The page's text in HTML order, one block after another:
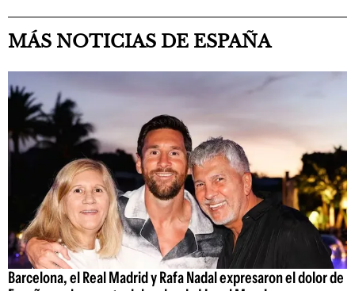
MÁS NOTICIAS DE ESPAÑA
Barcelona, el Real Madrid y Rafa Nadal expresaron el dolor de